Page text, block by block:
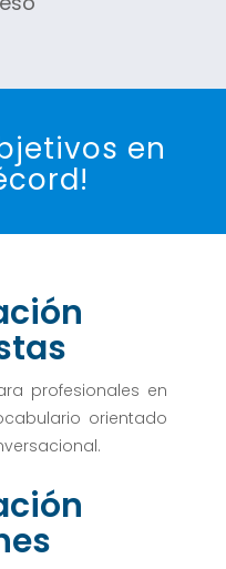
en
profesionales en
orientado